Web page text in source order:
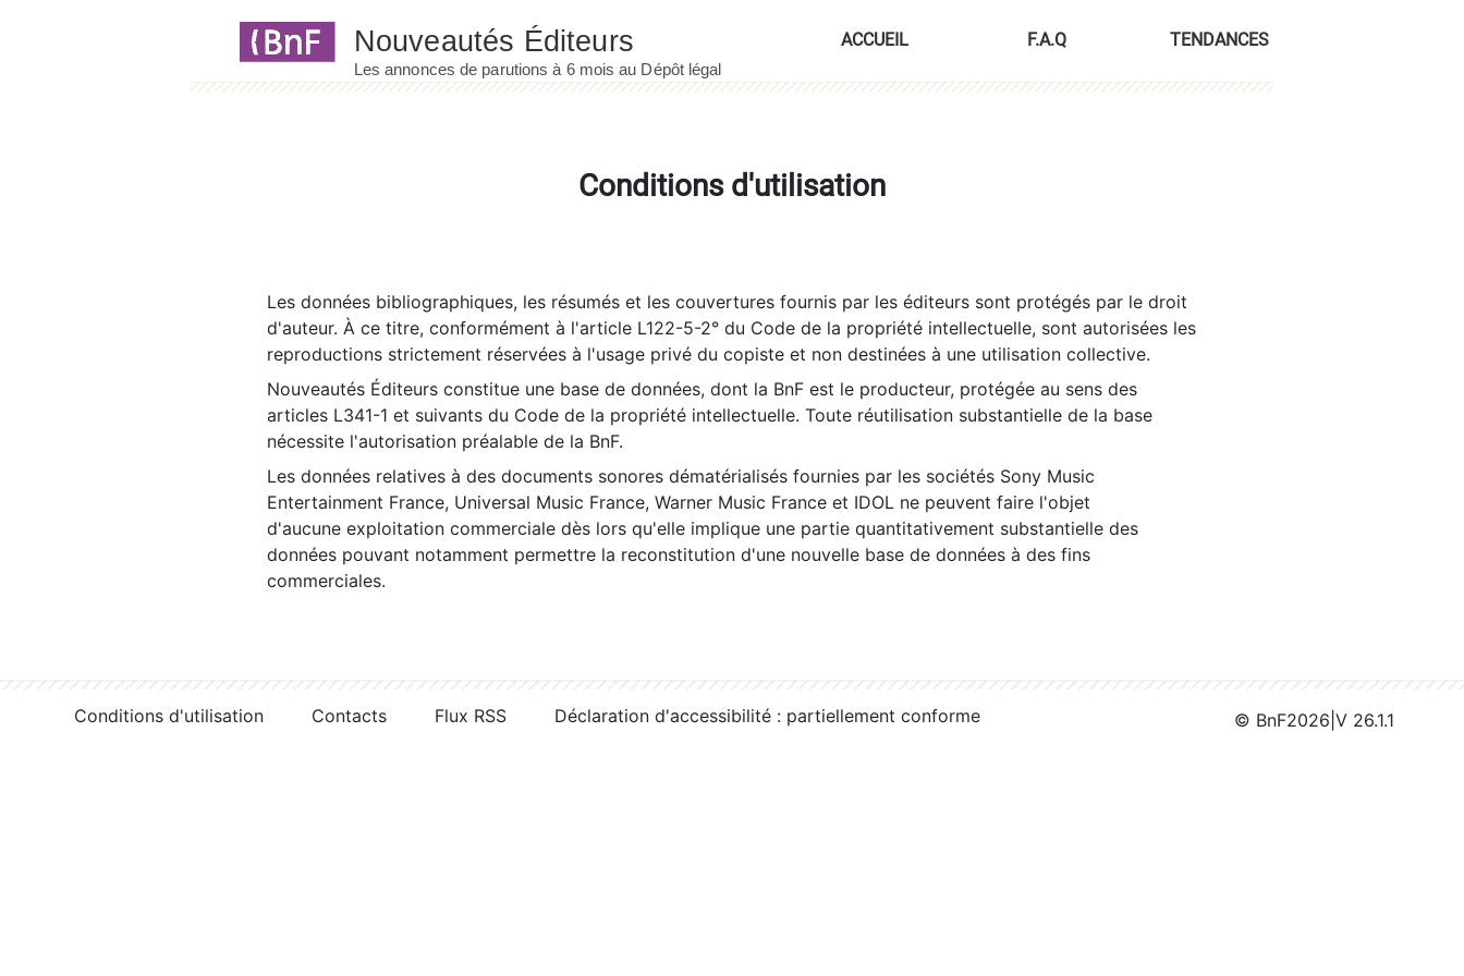
ACCUEIL F.A.Q TENDANCES
Conditions d'utilisation
Les données bibliographiques, les résumés et les couvertures fournis par les éditeurs sont protégés par le droit
d'auteur. À ce titre, conformément à l'article L122-5-2° du Code de la propriété intellectuelle, sont autorisées les
reproductions strictement réservées à l'usage privé du copiste et non destinées à une utilisation collective.
Nouveautés Éditeurs constitue une base de données, dont la BnF est le producteur, protégée au sens des
articles L341-1 et suivants du Code de la propriété intellectuelle. Toute réutilisation substantielle de la base
nécessite l'autorisation préalable de la BnF.
Les données relatives à des documents sonores dématérialisés fournies par les sociétés Sony Music
Entertainment France, Universal Music France, Warner Music France et IDOL ne peuvent faire l'objet
d'aucune exploitation commerciale dès lors qu'elle implique une partie quantitativement substantielle des
données pouvant notamment permettre la reconstitution d'une nouvelle base de données à des fins
commerciales.
Conditions d'utilisation Contacts Flux RSS Déclaration d'accessibilité : partiellement conforme © BnF2026 V 26.1.1